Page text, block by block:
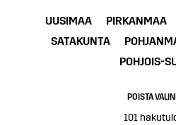
UUSIMAA PIRKANMAA
SATAKUNTA
POHJOIS-
POISTA
101